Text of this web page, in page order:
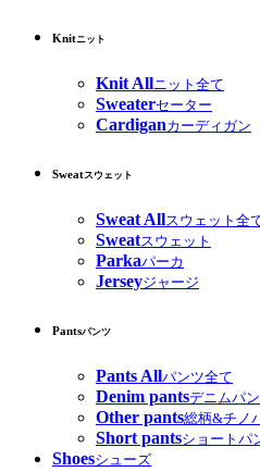
Knitニット
Knit Allニット全て
Sweaterセーター
Cardiganカーディガン
Sweatスウェット
Sweat Allスウェット全
Sweatスウェット
Parkaパーカ
Jerseyジャージ
Pantsパンツ
Pants Allパンツ全て
Denim pantsデニムパ
Other pants総柄&チノ
Short pantsショートパ
Shoesシューズ